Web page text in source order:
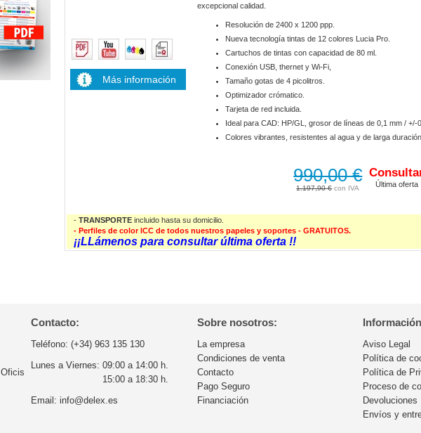
Más información
excepcional calidad.
Resolución de 2400 x 1200 ppp.
Nueva tecnología tintas de 12 colores Lucia Pro.
Cartuchos de tintas con capacidad de 80 ml.
Conexión USB, thernet y Wi-Fi,
Tamaño gotas de 4 picolitros.
Optimizador crómatico.
Tarjeta de red incluida.
Ideal para CAD: HP/GL, grosor de líneas de 0,1 mm / +/-
Colores vibrantes, resistentes al agua y de larga duración.
1.197,90 €
990,00 € Última oferta
-TRANSPORTE incluido hasta su domicilio.
- Perfiles de color ICC de todos nuestros papeles y soportes - GRATUITOS.
¡¡LLámenos para consultar última oferta !!
Contacto:
Teléfono: (+34) 963 135 130
Lunes a Viernes: 09:00 a 14:00 h.
15:00 a 18:30 h.
Email: info@delex.es
Sobre nosotros:
La empresa
Condiciones de venta
Contacto
Pago Seguro
Financiación
Aviso Legal
Política de
Política de
Proceso de
Devoluciones
Envíos y